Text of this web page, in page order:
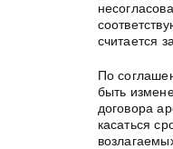
считается
По
быть
договора
касаться